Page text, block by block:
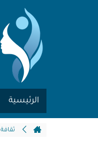
الرئيسية
ثقافة